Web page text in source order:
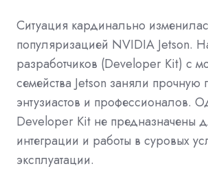
Ситуация кардинально
популяризацией NVIDIA Jetson.
разработчиков (Developer Kit) с
семейства Jetson заняли
энтузиастов и профессионалов.
Developer Kit не предназначены
интеграции и работы в суровых
эксплуатации.